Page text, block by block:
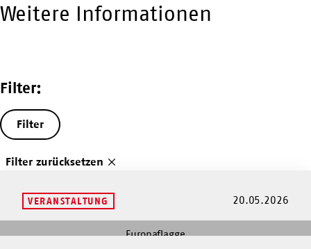
Weitere Informationen
Filter:
Filter
Filter zurücksetzen
VERANSTALTUNG 20.05.2026